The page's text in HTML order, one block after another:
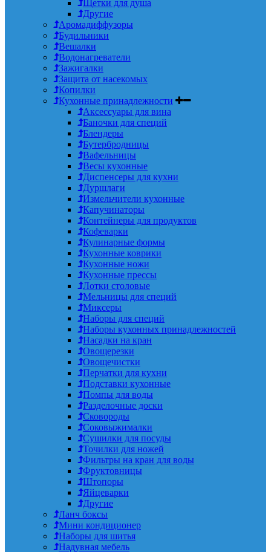
Щетки для душа
Другие
Аромадиффузоры
Будильники
Вешалки
Водонагреватели
Зажигалки
Защита от насекомых
Копилки
Кухонные принадлежности
Аксессуары для вина
Баночки для специй
Блендеры
Бутербродницы
Вафельницы
Весы кухонные
Диспенсеры для кухни
Дуршлаги
Измельчители кухонные
Капучинаторы
Контейнеры для продуктов
Кофеварки
Кулинарные формы
Кухонные коврики
Кухонные ножи
Кухонные прессы
Лотки столовые
Мельницы для специй
Миксеры
Наборы для специй
Наборы кухонных принадлежностей
Насадки на кран
Овощерезки
Овощечистки
Перчатки для кухни
Подставки кухонные
Помпы для воды
Разделочные доски
Сковороды
Соковыжималки
Сушилки для посуды
Точилки для ножей
Фильтры на кран для воды
Фруктовницы
Штопоры
Яйцеварки
Другие
Ланч боксы
Мини кондиционер
Наборы для шитья
Надувная мебель